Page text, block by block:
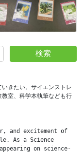
検索
きたい。サイエンストレ
室、科学本執筆なども行
and excitement of
As a Science
on science-